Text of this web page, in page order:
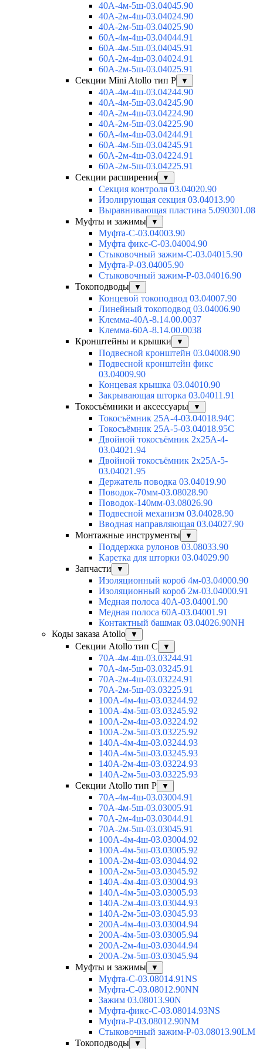
40А-4м-5ш-03.04045.90
40А-2м-4ш-03.04024.90
40А-2м-5ш-03.04025.90
60А-4м-4ш-03.04044.91
60А-4м-5ш-03.04045.91
60А-2м-4ш-03.04024.91
60А-2м-5ш-03.04025.91
Секции Mini Atollo тип Р
▼
40А-4м-4ш-03.04244.90
40А-4м-5ш-03.04245.90
40А-2м-4ш-03.04224.90
40А-2м-5ш-03.04225.90
60А-4м-4ш-03.04244.91
60А-4м-5ш-03.04245.91
60А-2м-4ш-03.04224.91
60А-2м-5ш-03.04225.91
Секции расширения
▼
Секция контроля 03.04020.90
Изолирующая секция 03.04013.90
Выравнивающая пластина 5.090301.08
Муфты и зажимы
▼
Муфта-С-03.04003.90
Муфта фикс-С-03.04004.90
Стыковочный зажим-С-03.04015.90
Муфта-Р-03.04005.90
Стыковочный зажим-Р-03.04016.90
Токоподводы
▼
Концевой токоподвод 03.04007.90
Линейный токоподвод 03.04006.90
Клемма-40А-8.14.00.0037
Клемма-60А-8.14.00.0038
Кронштейны и крышки
▼
Подвесной кронштейн 03.04008.90
Подвесной кронштейн фикс
03.04009.90
Концевая крышка 03.04010.90
Закрывающая шторка 03.04011.91
Токосъёмники и аксессуары
▼
Токосъёмник 25А-4-03.04018.94C
Токосъёмник 25А-5-03.04018.95C
Двойной токосъёмник 2х25А-4-
03.04021.94
Двойной токосъёмник 2х25А-5-
03.04021.95
Держатель поводка 03.04019.90
Поводок-70мм-03.08028.90
Поводок-140мм-03.08026.90
Подвесной механизм 03.04028.90
Вводная направляющая 03.04027.90
Монтажные инструменты
▼
Поддержка рулонов 03.08033.90
Каретка для шторки 03.04029.90
Запчасти
▼
Изоляционный короб 4м-03.04000.90
Изоляционный короб 2м-03.04000.91
Медная полоса 40А-03.04001.90
Медная полоса 60А-03.04001.91
Контактный башмак 03.04026.90NH
Коды заказа Atollo
▼
Секции Atollo тип С ▼
70А-4м-4ш-03.03244.91
70А-4м-5ш-03.03245.91
70А-2м-4ш-03.03224.91
70А-2м-5ш-03.03225.91
100А-4м-4ш-03.03244.92
100А-4м-5ш-03.03245.92
100А-2м-4ш-03.03224.92
100А-2м-5ш-03.03225.92
140А-4м-4ш-03.03244.93
140А-4м-5ш-03.03245.93
140А-2м-4ш-03.03224.93
140А-2м-5ш-03.03225.93
Секции Atollo тип Р
▼
70А-4м-4ш-03.03004.91
70А-4м-5ш-03.03005.91
70А-2м-4ш-03.03044.91
70А-2м-5ш-03.03045.91
100А-4м-4ш-03.03004.92
100А-4м-5ш-03.03005.92
100А-2м-4ш-03.03044.92
100А-2м-5ш-03.03045.92
140А-4м-4ш-03.03004.93
140А-4м-5ш-03.03005.93
140А-2м-4ш-03.03044.93
140А-2м-5ш-03.03045.93
200А-4м-4ш-03.03004.94
200А-4м-5ш-03.03005.94
200А-2м-4ш-03.03044.94
200А-2м-5ш-03.03045.94
Муфты и зажимы
▼
Муфта-С-03.08014.91NS
Муфта-С-03.08012.90NN
Зажим 03.08013.90N
Муфта-фикс-С-03.08014.93NS
Муфта-Р-03.08012.90NM
Стыковочный зажим-Р-03.08013.90LM
Токоподводы
▼